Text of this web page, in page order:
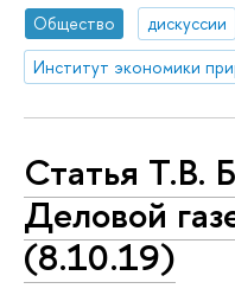
Общество
дискуссии
Статья Т.В.
Деловой
(8.10.19)